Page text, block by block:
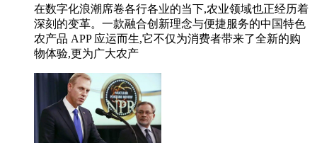
在数字化浪潮席卷各行各业的当下,农业领域也正经历着
深刻的变革。一款融合创新理念与便捷服务的中国特色
农产品 APP 应运而生,它不仅为消费者带来了全新的购
物体验,更为广大农产